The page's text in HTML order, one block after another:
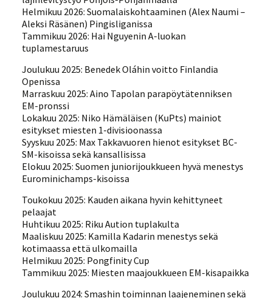
Helmikuu 2026: Suomalaiskohtaaminen (Alex Naumi –
Aleksi Räsänen) Pingisliganissa
Tammikuu 2026: Hai Nguyenin A-luokan
tuplamestaruus
Joulukuu 2025: Benedek Oláhin voitto Finlandia
Openissa
Marraskuu 2025: Aino Tapolan parapöytätenniksen
EM-pronssi
Lokakuu 2025: Niko Hämäläisen (KuPts) mainiot
esitykset miesten 1-divisioonassa
Syyskuu 2025: Max Takkavuoren hienot esitykset BC-
SM-kisoissa sekä kansallisissa
Elokuu 2025: Suomen juniorijoukkueen hyvä menestys
Eurominichamps-kisoissa
Toukokuu 2025: Kauden aikana hyvin kehittyneet
pelaajat
Huhtikuu 2025: Riku Aution tuplakulta
Maaliskuu 2025: Kamilla Kadarin menestys sekä
kotimaassa että ulkomailla
Helmikuu 2025: Pongfinity Cup
Tammikuu 2025: Miesten maajoukkueen EM-kisapaikka
Joulukuu 2024: Smashin toiminnan laajeneminen sekä